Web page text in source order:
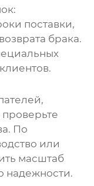
поставки,
брака.
По
или
масштаб
надежности.